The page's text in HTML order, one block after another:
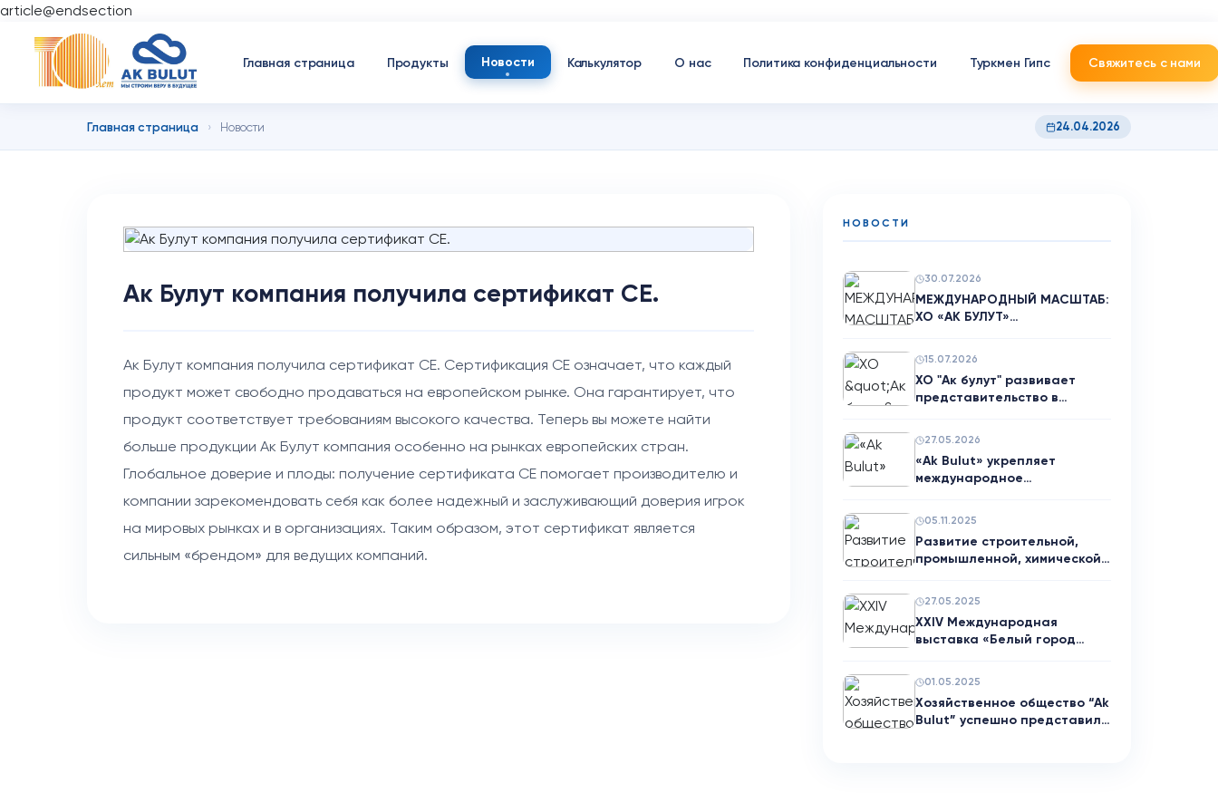
article@endsection
Главная страница Продукты Новости Калькулятор О нас Политика конфиденциальности Туркмен Гипс Свяжитесь с нами
Главная страница › Новости 24.04.2026
Ак Булут компания получила сертификат CE.
Ак Булут компания получила сертификат CE. Сертификация CE означает, что каждый
продукт может свободно продаваться на европейском рынке. Она гарантирует, что
продукт соответствует требованиям высокого качества. Теперь вы можете найти
больше продукции Ак Булут компания особенно на рынках европейских стран.
Глобальное доверие и плоды: получение сертификата CE помогает производителю и
компании зарекомендовать себя как более надежный и заслуживающий доверия игрок
на мировых рынках и в организациях. Таким образом, этот сертификат является
сильным «брендом» для ведущих компаний.
НОВОСТИ
30.07.2026
МЕЖДУНАРОДНЫЙ МАСШТАБ:
ХО «АК БУЛУТ»
15.07.2026
ХО "Ак булут" развивает
представительство в
27.05.2026
«Ak Bulut» укрепляет
международное
05.11.2025
Развитие строительной,
промышленной, химической
27.05.2025
XXIV Международная
выставка «Белый город
01.05.2025
Хозяйственное общество “Ak
Bulut” успешно представило